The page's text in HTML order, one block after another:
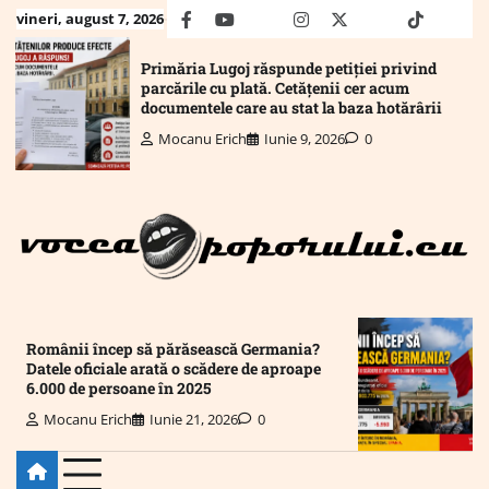
Skip
to
content
vineri, august 7, 2026 facebookyoutubeMailinstagram
twitter truthtiktok
Primăria Lugoj răspunde petiției privind
parcările cu plată. Cetățenii cer acum
documentele care au stat la baza hotărârii
Mocanu Erich Iunie 9, 2026 0
Românii încep să părăsească Germania?
Datele oficiale arată o scădere de aproape
6.000 de persoane în 2025
Mocanu Erich Iunie 21, 2026 0